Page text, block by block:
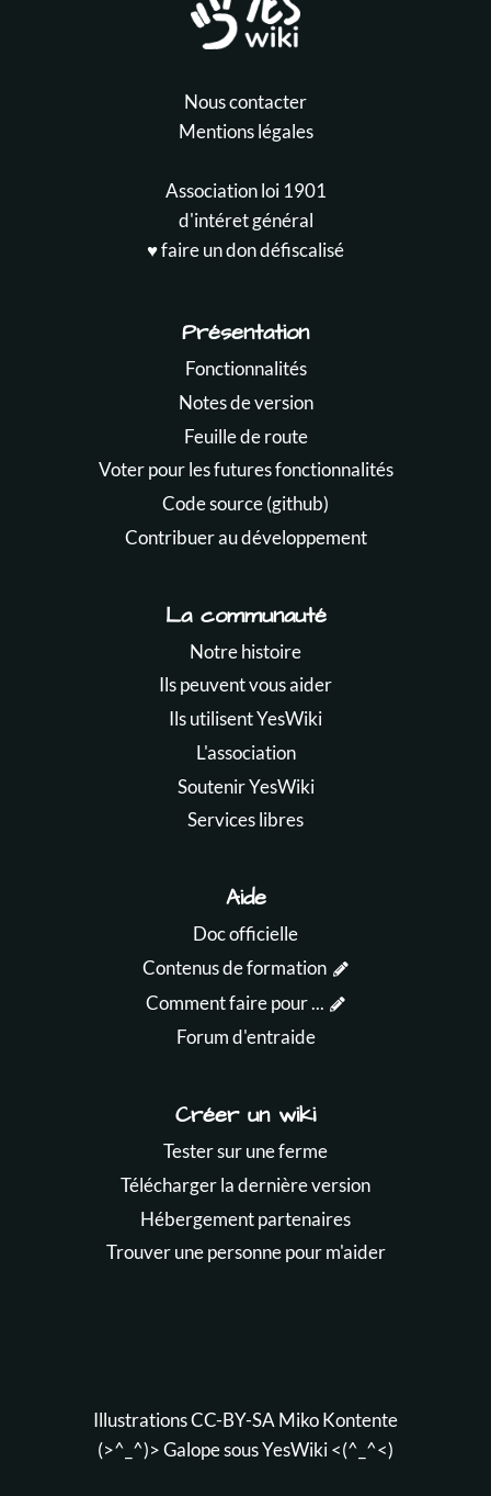
Nous contacter
Mentions légales
Association loi 1901
d'intéret général
♥️ faire un don défiscalisé
Présentation
Fonctionnalités
Notes de version
Feuille de route
Voter pour les futures fonctionnalités
Code source (github)
Contribuer au développement
La communauté
Notre histoire
Ils peuvent vous aider
Ils utilisent YesWiki
L'association
Soutenir YesWiki
Services libres
Aide
Doc officielle
Contenus de formation
Comment faire pour ...
Forum d'entraide
Créer un wiki
Tester sur une ferme
Télécharger la dernière version
Hébergement partenaires
Trouver une personne pour m'aider
Illustrations CC-BY-SAMiko Kontente
(>^_^)> Galope sousYesWiki<(^_^<)